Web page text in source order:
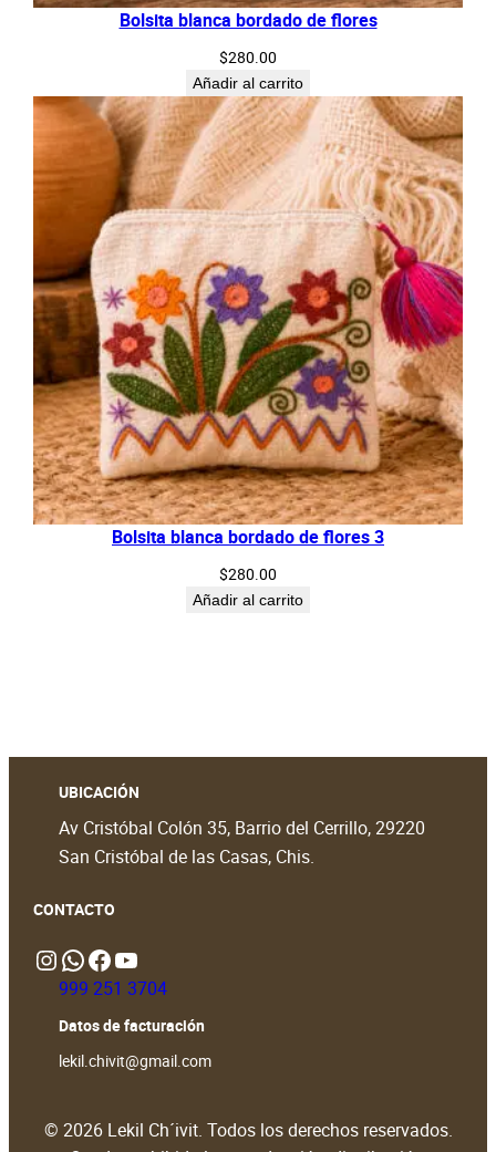
Bolsita blanca bordado de flores
$280.00
Añadir al carrito
Bolsita blanca bordado de flores 3
$280.00
Añadir al carrito
UBICACIÓN
Av Cristóbal Colón 35, Barrio del Cerrillo, 29220
San Cristóbal de las Casas, Chis.
CONTACTO
InstagramWhatsApp https://www.facebook.com/people/Lekil-Chivit/61579066376698/?locale=en_GB# https://www.youtube.com/@LekilChivit
999 251 3704
Datos de facturación
lekil.chivit@gmail.com
© 2026 Lekil Ch´ivit. Todos los derechos reservados.